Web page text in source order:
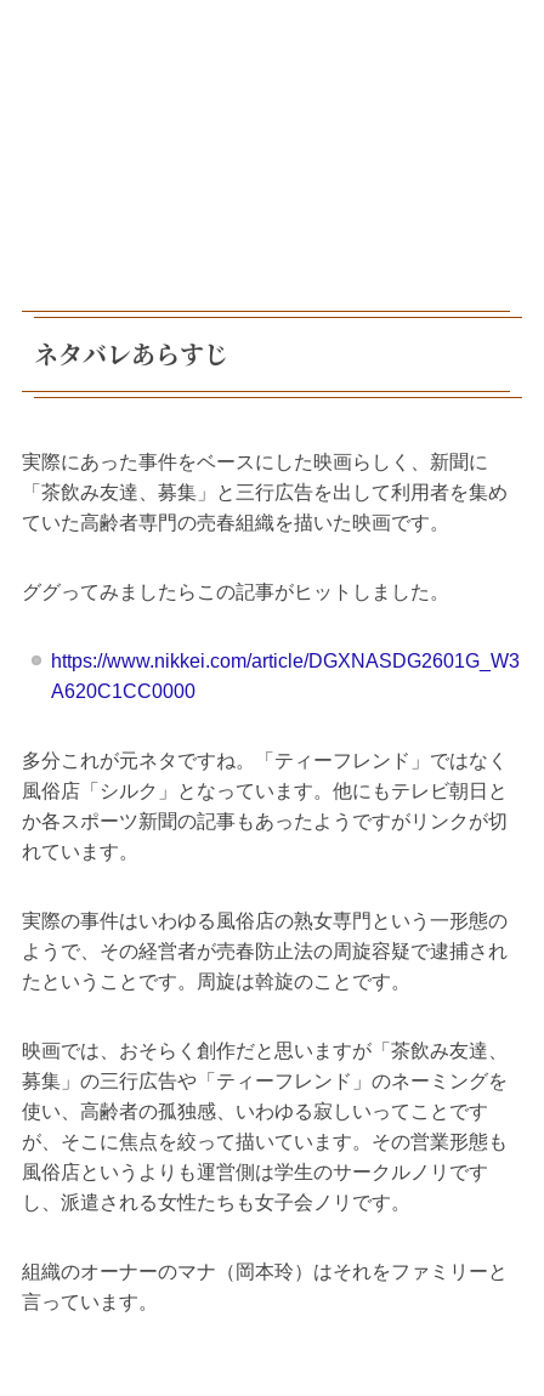
ネタバレあらすじ
実際にあった事件をベースにした映画らしく、新聞に
「茶飲み友達、募集」と三行広告を出して利用者を集め
ていた高齢者専門の売春組織を描いた映画です。
ググってみましたらこの記事がヒットしました。
https://www.nikkei.com/article/DGXNASDG2601G_W3
A620C1CC0000
多分これが元ネタですね。「ティーフレンド」ではなく
風俗店「シルク」となっています。他にもテレビ朝日と
か各スポーツ新聞の記事もあったようですがリンクが切
れています。
実際の事件はいわゆる風俗店の熟女専門という一形態の
ようで、その経営者が売春防止法の周旋容疑で逮捕され
たということです。周旋は斡旋のことです。
映画では、おそらく創作だと思いますが「茶飲み友達、
募集」の三行広告や「ティーフレンド」のネーミングを
使い、高齢者の孤独感、いわゆる寂しいってことです
が、そこに焦点を絞って描いています。その営業形態も
風俗店というよりも運営側は学生のサークルノリです
し、派遣される女性たちも女子会ノリです。
組織のオーナーのマナ（岡本玲）はそれをファミリーと
言っています。